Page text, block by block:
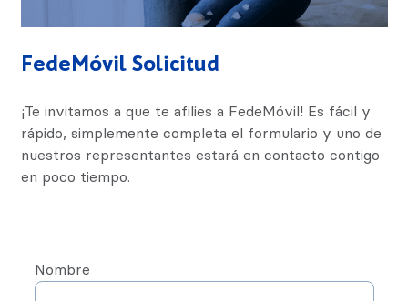
FedeMóvil Solicitud
¡Te invitamos a que te afilies a FedeMóvil! Es fácil y
rápido, simplemente completa el formulario y uno de
nuestros representantes estará en contacto contigo
en poco tiempo.
Nombre